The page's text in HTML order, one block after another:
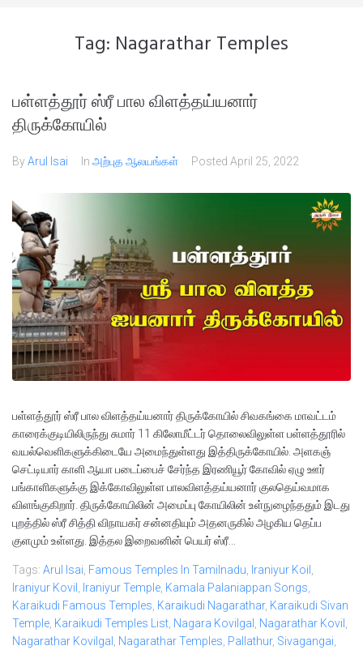
Tag: Nagarathar Temples
பள்ளத்தூர் ஸ்ரீ பால விளத்தய்யனார்
திருக்கோயில்
ByArul Isai In அற்புத ஆலயங்கள் Posted April 25, 2022
பள்ளத்தூர் ஸ்ரீ பால விளத்தய்யனார் திருக்கோயில் சிவகங்கை மாவட்டம்
காரைக்குடியிலிருந்து சுமார் 11 கிலோமீட்டர் தொலைவிலுள்ள பள்ளத்தூரில்
வயல்வெளிகளுக்கிடையே அமைந்துள்ளது இத்திருக்கோயில். அளகஞ்
செட்டியார் காளி ஆயா படைப்பைச் சேர்ந்த இரணியூர் கோவில் ஏழு ஊர்
பங்காளிகளுக்கு இக்கோவிலுள்ள பாலவிளத்தய்யனார் குலதெய்வமாக
விளங்குகிறார். திருக்கோயிலின் அமைப்பு கோயிலின் உள்நுழைந்ததும் இடது
புறத்தில் ஸ்ரீ சித்தி விநாயகர் சன்னதியும் அதனருகில் அழகிய தெப்ப
குளமும் உள்ளது. இத்தல இறைவனின் பெயர் ஸ்ரீ...
Tags: Arul Isai, Famous Temples In Tamilnadu, Iraniyur Koil ,
Iraniyur Kovil , Iraniyur Temple, Kamala Palaniappan Songs,
Karaikudi Famous Temples, Karaikudi Nagarathar, Karaikudi Sivan
Temple, Karaikudi Temples List, Nagara Kovilgal , Nagarathar Kovil ,
Nagarathar Kovilgal , Nagarathar Temples, Pallathur, Sivagangai,